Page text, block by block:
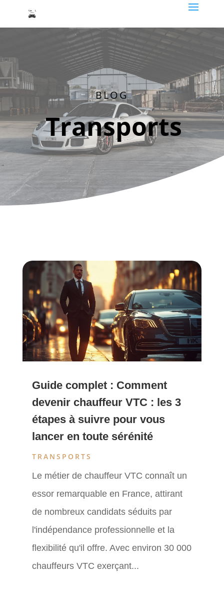
BLOG
Transports
Guide complet : Comment
devenir chauffeur VTC : les 3
étapes à suivre pour vous
lancer en toute sérénité
TRANSPORTS
Le métier de chauffeur VTC connaît un
essor remarquable en France, attirant
de nombreux candidats séduits par
l'indépendance professionnelle et la
flexibilité qu'il offre. Avec environ 30 000
chauffeurs VTC exerçant...